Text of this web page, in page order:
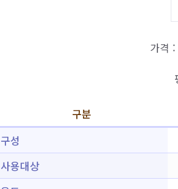
가격 :
구분
구성
사용대상